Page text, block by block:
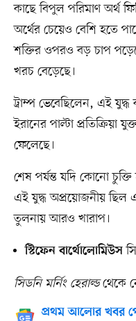
কাছে বিপুল পরিমাণ অর্থ
অর্থের চেয়েও বেশি হতে
শক্তির ওপরও বড় চাপ
খরচ বেড়েছে।
ট্রাম্প ভেবেছিলেন, এই
ইরানের পাল্টা প্রতিক্রিয়া
ফেলেছে।
শেষ পর্যন্ত যদি কোনো
এই যুদ্ধ অপ্রয়োজনীয় ছিল
তুলনায় আরও খারাপ।
স্টিফেন বার্থোলোমিউস
সিডনি মর্নিং হেরাল্ডথেকে
প্রথম আলোর খবর